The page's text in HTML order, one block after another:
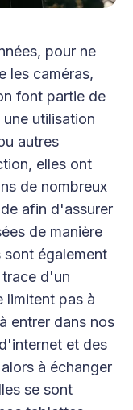
pour ne
les caméras,
font partie de
utilisation
autres
elles ont
de nombreux
afin d'assurer
de manière
sont également
d'un
limitent pas à
entrer dans nos
et des
à échanger
se sont